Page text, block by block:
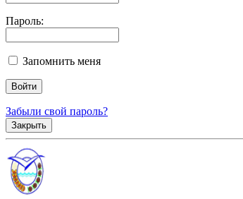
Пароль:
Запомнить меня
Забыли свой пароль?
Закрыть